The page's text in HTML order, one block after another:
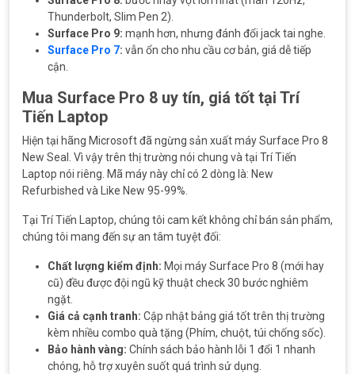
Thunderbolt, Slim Pen 2).
Surface Pro 9: mạnh hơn, nhưng đánh đổi jack tai nghe.
Surface Pro 7: vẫn ổn cho nhu cầu cơ bản, giá dễ tiếp
cận.
Mua Surface Pro 8 uy tín, giá tốt tại Trí
Tiến Laptop
Hiện tại hãng Microsoft đã ngừng sản xuất máy Surface Pro 8
New Seal. Vì vậy trên thị trường nói chung và tại Trí Tiến
Laptop nói riêng. Mã máy này chỉ có 2 dòng là: New
Refurbished và Like New 95-99%.
Tại Trí Tiến Laptop, chúng tôi cam kết không chỉ bán sản phẩm,
chúng tôi mang đến sự an tâm tuyệt đối:
Chất lượng kiểm định: Mọi máy Surface Pro 8 (mới hay
cũ) đều được đội ngũ kỹ thuật check 30 bước nghiêm
ngặt.
Giá cả cạnh tranh: Cập nhật bảng giá tốt trên thị trường
kèm nhiều combo quà tặng (Phím, chuột, túi chống sốc).
Bảo hành vàng: Chính sách bảo hành lỗi 1 đổi 1 nhanh
chóng, hỗ trợ xuyên suốt quá trình sử dụng.